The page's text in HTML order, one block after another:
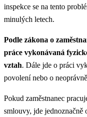
inspekce se na tento
minulých letech.
Podle zákona o
práce vykonávaná
vztah. Dále jde o práci
povolení nebo o
Pokud zaměstnanec
smlouvy, jde jednoznačně